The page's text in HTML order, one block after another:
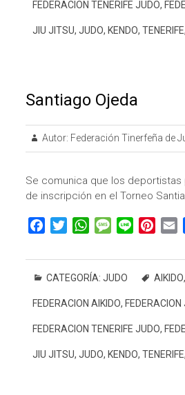
t
FEDERACION TENERIFE JUDO,
JIU JITSU, JUDO, KENDO, TENERIFE,
Santiago Ojeda
Autor: Federación Tinerfeña de
Se comunica que los deportistas
de inscripción en el Torneo
c
e
o
o
i
t
e
r
W
a
t
A
p
M
s
s
g
e
n
n
t
r
e
t
a
i
CATEGORÍA: JUDO AIKIDO,
FEDERACION AIKIDO,
FEDERACION TENERIFE JUDO,
JIU JITSU, JUDO, KENDO, TENERIFE,